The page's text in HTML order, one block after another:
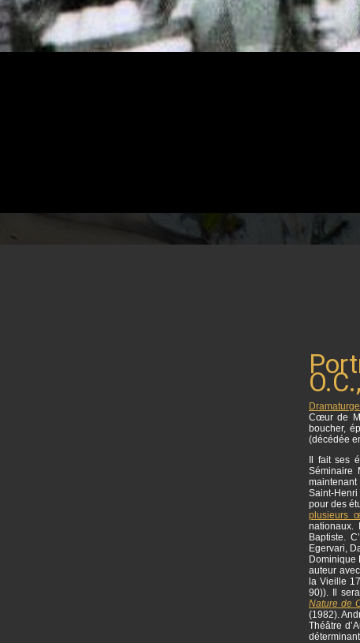
Dramaturge
Cœur de
boucher,
(décédée
Il fait ses
Séminaire
Saint-Henri
pour des
plusieurs
nationaux.
Baptiste.
Egervari,
Dominique
auteur
la Vieille
90)). Il
Nature de
(1982).
Théâtre